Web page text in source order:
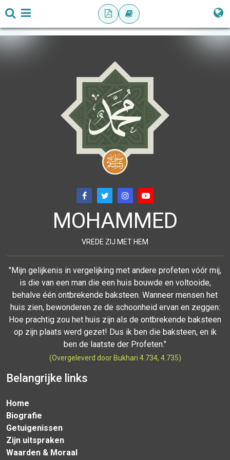
MOHAMMED
VREDE ZIJ MET HEM
"Mijn gelijkenis in vergelijking met andere profeten vóór mij,
is die van een man die een huis bouwde en voltooide,
behalve één ontbrekende baksteen. Wanneer mensen het
huis zien, bewonderen ze de schoonheid ervan en zeggen:
Hoe prachtig zou het huis zijn als de ontbrekende baksteen
op zijn plaats werd gezet! Dus ik ben die baksteen, en ik
ben de laatste der Profeten."
(Overgeleverd door Bukhari 4.734, 4.735)
Belangrijke links
Home
Biografie
Getuigenissen
Zijn uitspraken
Waarden & Moraal